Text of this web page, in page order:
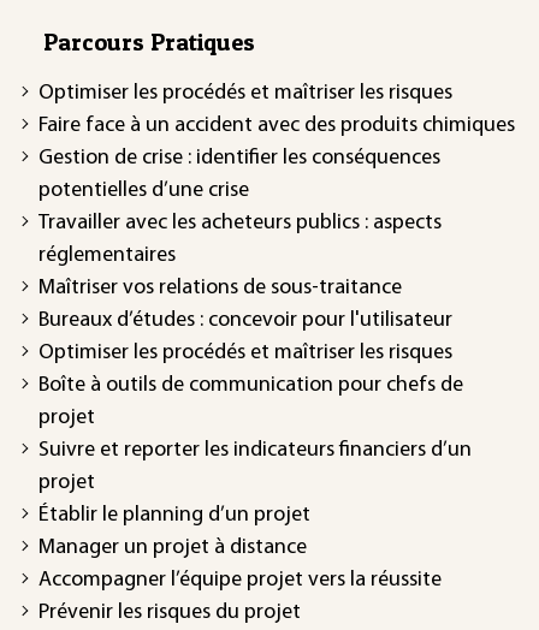
Parcours Pratiques
Optimiser les procédés et maîtriser les risques
Faire face à un accident avec des produits chimiques
Gestion de crise : identifier les conséquences
potentielles d’une crise
Travailler avec les acheteurs publics : aspects
réglementaires
Maîtriser vos relations de sous-traitance
Bureaux d’études : concevoir pour l'utilisateur
Optimiser les procédés et maîtriser les risques
Boîte à outils de communication pour chefs de
projet
Suivre et reporter les indicateurs financiers d’un
projet
Établir le planning d’un projet
Manager un projet à distance
Accompagner l’équipe projet vers la réussite
Prévenir les risques du projet